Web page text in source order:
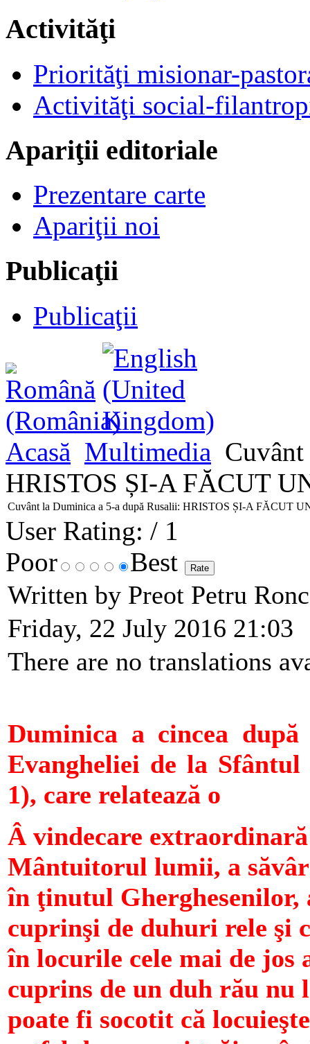
Activităţi
Priorităţi misionar-
Activităţi social-
Apariţii editoriale
Prezentare carte
Apariţii noi
Publicaţii
Publicaţii
Acasă Multimedia
HRISTOS ȘI-A FĂCUT
Cuvânt la Duminica a 5-a după Rusalii: HRISTOS ȘI-A FĂCUT
User Rating: / 1
Poor
Best
Written by Preot Petru
Friday, 22 July 2016 21:03
There are no translations
Duminica a cincea
Evangheliei de la
1), care relatează o
Â vindecare
Mântuitorul lumii, a
în ţinutul Gherghesenilor,
cuprinşi de duhuri rele şi
în locurile cele mai de jos
cuprins de un duh rău nu
poate fi socotit că